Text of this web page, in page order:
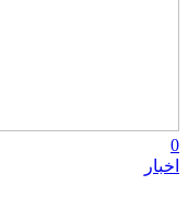
0
اخبار